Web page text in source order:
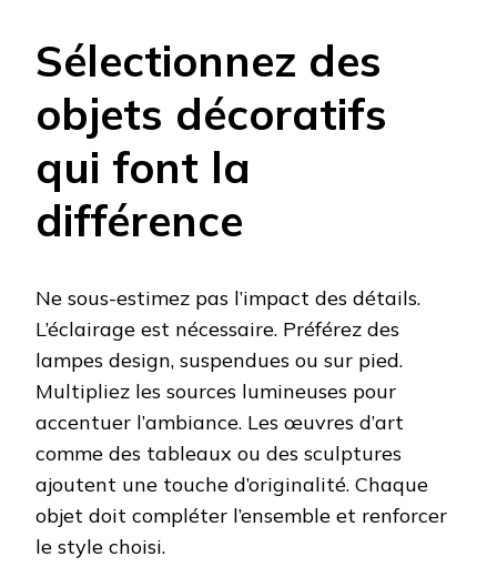
Sélectionnez des
objets décoratifs
qui font la
différence
Ne sous-estimez pas l’impact des détails.
L’éclairage est nécessaire. Préférez des
lampes design, suspendues ou sur pied.
Multipliez les sources lumineuses pour
accentuer l’ambiance. Les œuvres d’art
comme des tableaux ou des sculptures
ajoutent une touche d’originalité. Chaque
objet doit compléter l’ensemble et renforcer
le style choisi.